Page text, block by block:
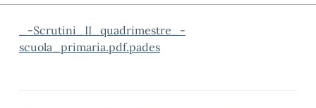
_-Scrutini_II_quadrimestre_-
scuola_primaria.pdf.pades